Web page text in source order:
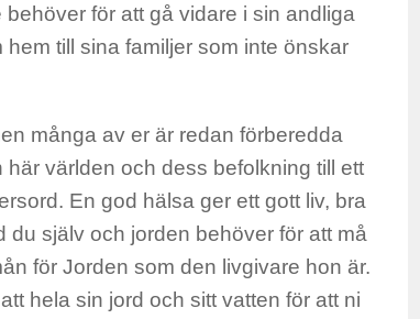
behöver för att gå vidare i sin andliga
till sina familjer som inte önskar
många av er är redan förberedda
världen och dess befolkning till ett
En god hälsa ger ett gott liv, bra
själv och jorden behöver för att må
för Jorden som den livgivare hon är.
hela sin jord och sitt vatten för att ni